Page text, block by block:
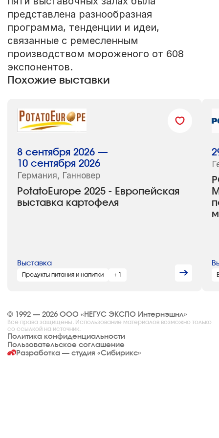
представлена ​​разнообразная
программа, тенденции и идеи,
связанные с ремесленным
производством мороженого от 608
экспонентов.
Похожие выставки
PotatoEurope 2025 - Европейская
выставка картофеля
8 сентября 2026 —
10 сентября 2026
Германия, Ганновер
Выставка
Продукты питания и напитки + 1
© 1992 — 2026 ООО «НЕГУС ЭКСПО Интернэшнл»
Все права защищены. Использование материалов возможно только
со ссылкой на источник.
Политика конфиденциальности
Пользовательское соглашение
Разработка — студия «Сибирикс»